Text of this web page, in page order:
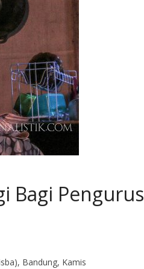
Bagi Pengurus
Bandung, Kamis